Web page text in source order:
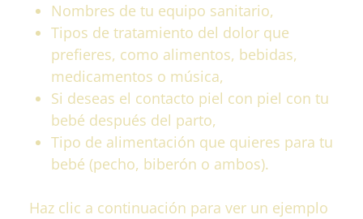
Nombres de tu equipo sanitario,
Tipos de tratamiento del dolor que
prefieres, como alimentos, bebidas,
medicamentos o música,
Si deseas el contacto piel con piel con tu
bebé después del parto,
Tipo de alimentación que quieres para tu
bebé (pecho, biberón o ambos).
Haz clic a continuación para ver un ejemplo